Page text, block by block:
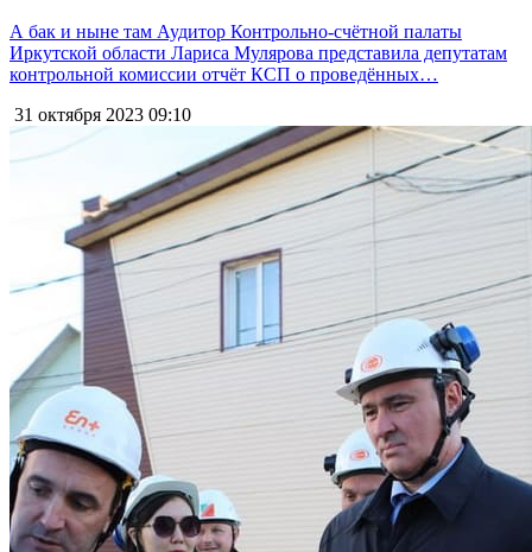
А бак и ныне там Аудитор Контрольно-счётной палаты
Иркутской области Лариса Мулярова представила депутатам
контрольной комиссии отчёт КСП о проведённых…
31 октября 2023 09:10